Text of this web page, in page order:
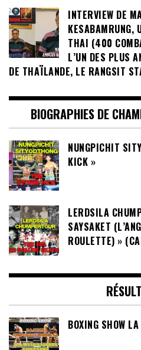
INTERVIEW DE
KESABAMRUNG,
THAI (400
L’UN DES PLUS
DE THAÏLANDE, LE RANGSIT
BIOGRAPHIES DE
NUNGPICHIT
KICK »
LERDSILA
SAYSAKET
ROULETTE) »
BOXING SHOW